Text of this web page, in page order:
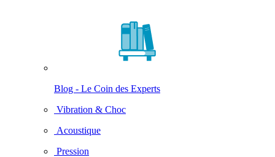
Blog - Le Coin des Experts
Vibration & Choc
Acoustique
Pression